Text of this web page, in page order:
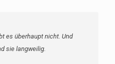
es überhaupt nicht. Und
sie langweilig.